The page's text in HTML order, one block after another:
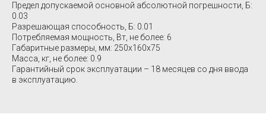
Предел допускаемой основной абсолютной погрешности, Б:
0.03
Разрешающая способность, Б: 0.01
Потребляемая мощность, Вт, не более: 6
Габаритные размеры, мм: 250x160x75
Масса, кг, не более: 0.9
Гарантийный срок эксплуатации – 18 месяцев со дня ввода
в эксплуатацию.